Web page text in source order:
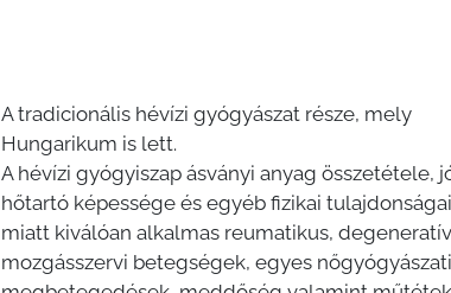
A tradicionális hévízi gyógyászat része, mely
Hungarikum is lett.
A hévízi gyógyiszap ásványi anyag összetétele,
hőtartó képessége és egyéb fizikai tulajdonságai
miatt kiválóan alkalmas reumatikus, degeneratív
mozgásszervi betegségek, egyes nőgyógyászati